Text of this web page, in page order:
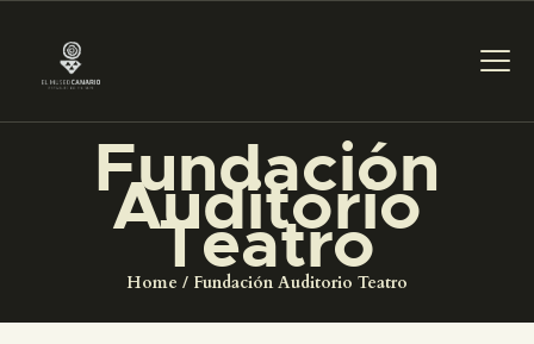
Fundación
Auditorio
Teatro
Home Fundación Auditorio Teatro
PREPARAR LA VISITA
ACTIVIDADES